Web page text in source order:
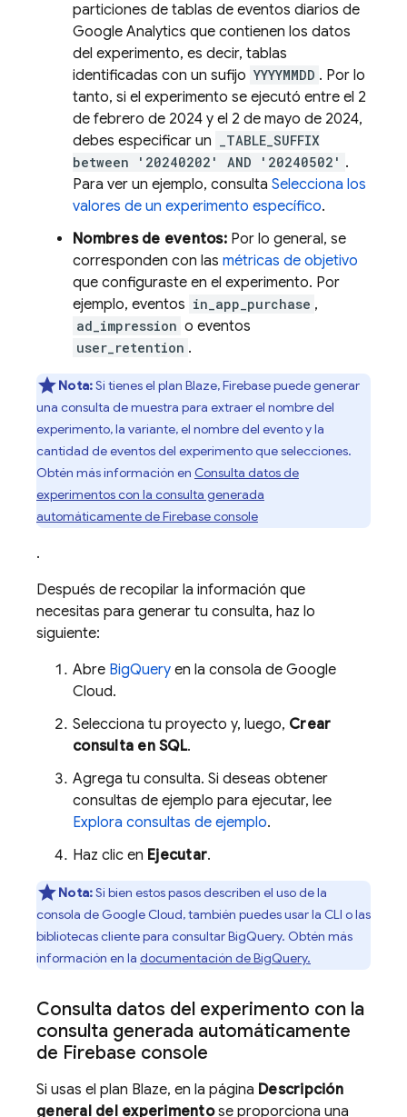
particiones de tablas de eventos diarios de
Google Analytics que contienen los datos
del experimento, es decir, tablas
identificadas con un sufijo YYYYMMDD . Por lo
tanto, si el experimento se ejecutó entre el 2
de febrero de 2024 y el 2 de mayo de 2024,
debes especificar un
_TABLE_SUFFIX
between '20240202' AND '20240502' .
Para ver un ejemplo, consulta Selecciona los
valores de un experimento específico.
Nombres de eventos:Por lo general, se
corresponden con las métricas de objetivo
que configuraste en el experimento. Por
ejemplo, eventos in_app_purchase ,
ad_impression o eventos
user_retention .
Nota:Si tienes el plan Blaze, Firebase puede generar
una consulta de muestra para extraer el nombre del
experimento, la variante, el nombre del evento y la
cantidad de eventos del experimento que selecciones.
Obtén más información en Consulta datos de
experimentos con la consulta generada
automáticamente deFirebaseconsole
.
Después de recopilar la información que
necesitas para generar tu consulta, haz lo
siguiente:
Abre BigQuery en la consola de Google
Cloud.
Selecciona tu proyecto y, luego, Crear
consulta en SQL.
Agrega tu consulta. Si deseas obtener
consultas de ejemplo para ejecutar, lee
Explora consultas de ejemplo.
Haz clic en Ejecutar.
Nota:Si bien estos pasos describen el uso de la
consola de Google Cloud, también puedes usar la CLI o las
bibliotecas cliente para consultarBigQuery. Obtén más
información en la documentación deBigQuery.
Consulta datos del experimento con la
consulta generada automáticamente
de Firebase console
Si usas el plan Blaze, en la página Descripción
general del experimentose proporciona una